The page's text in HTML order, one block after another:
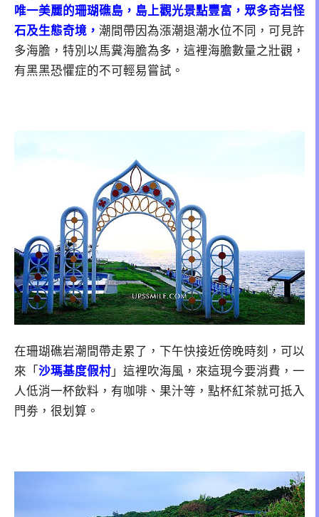
唯一美麗的珊瑚礁島，島上觀光景點豐富，眾多奇岩怪
石及生態奇境， 潮間帶因為漲潮退潮水位不同，可見許
多海膽，特別以馬糞海膽為多，這裡海膽數量之壯觀，
有黑黑恐懼症的不可輕易嘗試。
在珊瑚礁岩潮間帶走累了，下午快接近傍晚時刻，可以
來「 沙瑪基度假村 」這裡吹海風，來這現今要消費，一
人低消一杯飲料，有咖啡、果汁等，點杯紅茶就可抵入
門劵，很划算。